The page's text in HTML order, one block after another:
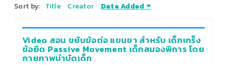
Sort by: Title Creator Date Added
Video สอน ขยับข้อต่อ แขนขา สำหรับ เด็กเกร็ง
ข้อยึด Passive Movement เด็กสมองพิการ โดย
กายภาพบำบัดเด็ก